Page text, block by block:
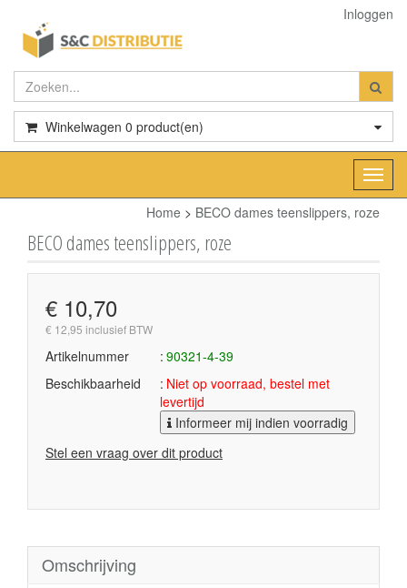
Inloggen
Winkelwagen 0 product(en)
Home > BECO dames teenslippers, roze
BECO dames teenslippers, roze
€ 10,70
€ 12,95 inclusief BTW
Artikelnummer
90321-4-39
Beschikbaarheid
Niet op voorraad, bestel met
levertijd
Informeer mij indien voorradig
Stel een vraag over dit product
Omschrijving